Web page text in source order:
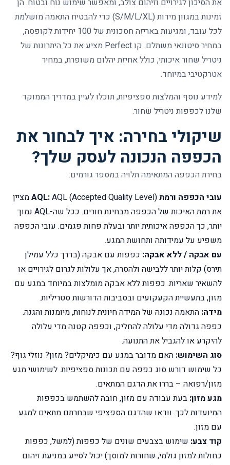
את הסיכון לגירויים וזיהום צולב, ומאפשר שימוש נוח ובטוח. הן
זמינות במגוון מידות (S/M/L/XL) כדי להבטיח התאמה מושלמת
לכל עובד, ומגיעות באריזה חסכונית של 100 יחידות לקופסה,
במחיר סיטונאי משתלם. קו Perfect מציע את כל היתרונות של
ניטריל שחור איכותי, כולל אחיזת יהלום משופרת, במחיר
אטרקטיבי במיוחד.
למידע נוסף והמלצות ספציפיות, תוכלו לעיין במדריך הממוקד
שלנו לכפפות ניטריל שחור.
שיקולי בחירה: איך לבחור את
הכפפה הנכונה לעסק שלך?
בחירת הכפפה המתאימה תלויה במספר גורמים:
עובי הכפפה ורמת AQL:
AQL (Accepted Quality Level) מציין
את רמת האיכות של הכפפה מבחינת חורים. ככל שה-AQL נמוך
יותר, כך הכפפה איכותית יותר ובעלת פחות פגמים. עובי הכפפה
משפיע על עמידותה ותחושת המגע.
עם אבקה / ללא אבקה: כפפות עם אבקה (בדרך כלל עמילן
תירס) קלות יותר ללבישה ולהסרה, אך עלולות לגרום לגירויים או
להשאיר שאריות. כפפות ללא אבקה מומלצות במיוחד במגע עם
מזון, בתעשיית הקעקועים ובסביבות הדורשות סטריליות.
מידה: התאמה נכונה של המידה חיונית לנוחות, מיומנות והגנה.
כפפה גדולה מדי עלולה להחליק, וכפפה קטנה מדי עלולה
להיקרע או להגביל את התנועה.
סוג השימוש: האם מדובר במגע עם כימיקלים? מזון? נוזלי גוף?
כל שימוש דורש סוג כפפה עם תכונות ספציפיות.לשימושי מגע
מזון/רפואה – בררו את הדגם המתאים.
מגע מזון: בעת עבודה עם מזון, חובה להשתמש בכפפות
המיועדות לכך. וודאו שהדגם הספציפי שבחרתם מתאים למגע
עם מזון.
קוד צבע: שימוש בצבעים שונים של כפפות (למשל, כפפות
כחולות למזון גולמי, שחורות למוסך) יכול לסייע במניעת זיהום